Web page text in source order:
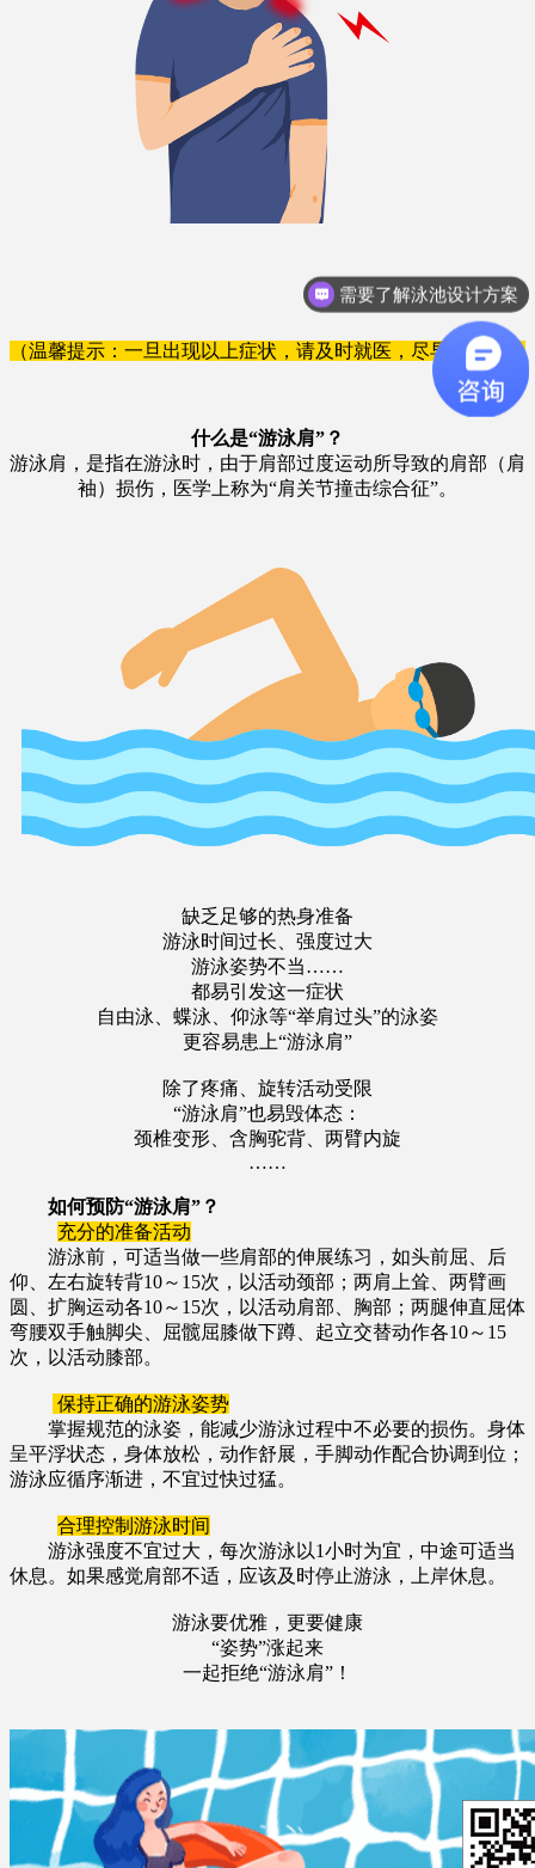
（温馨提示：一旦出现以上症状，请及时就医，尽早治愈。）
什么是“游泳肩”？
游泳肩，是指在游泳时，由于肩部过度运动所导致的肩部（肩
袖）损伤，医学上称为“肩关节撞击综合征”。
缺乏足够的热身准备
游泳时间过长、强度过大
游泳姿势不当……
都易引发这一症状
自由泳、蝶泳、仰泳等“举肩过头”的泳姿
更容易患上“游泳肩”
除了疼痛、旋转活动受限
“游泳肩”也易毁体态：
颈椎变形、含胸驼背、两臂内旋
……
如何预防“游泳肩”？
充分的准备活动
游泳前，可适当做一些肩部的伸展练习，如头前屈、后
仰、左右旋转背10～15次，以活动颈部；两肩上耸、两臂画
圆、扩胸运动各10～15次，以活动肩部、胸部；两腿伸直屈体
弯腰双手触脚尖、屈髋屈膝做下蹲、起立交替动作各10～15
次，以活动膝部。
保持正确的游泳姿势
掌握规范的泳姿，能减少游泳过程中不必要的损伤。身体
呈平浮状态，身体放松，动作舒展，手脚动作配合协调到位；
游泳应循序渐进，不宜过快过猛。
合理控制游泳时间
游泳强度不宜过大，每次游泳以1小时为宜，中途可适当
休息。如果感觉肩部不适，应该及时停止游泳，上岸休息。
游泳要优雅，更要健康
“姿势”涨起来
一起拒绝“游泳肩”！
需要了解泳池设计方案